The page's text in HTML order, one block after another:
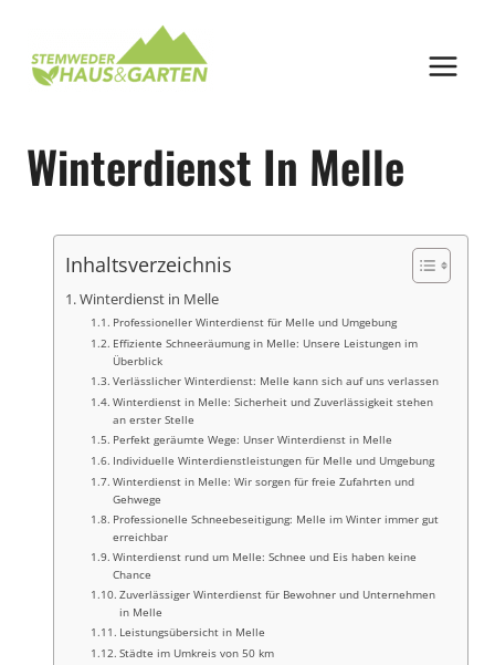
springen
Winterdienst In Melle
Inhaltsverzeichnis
Winterdienst in Melle
Professioneller Winterdienst für Melle und Umgebung
Effiziente Schneeräumung in Melle: Unsere Leistungen im
Überblick
Verlässlicher Winterdienst: Melle kann sich auf uns verlassen
Winterdienst in Melle: Sicherheit und Zuverlässigkeit stehen
an erster Stelle
Perfekt geräumte Wege: Unser Winterdienst in Melle
Individuelle Winterdienstleistungen für Melle und Umgebung
Winterdienst in Melle: Wir sorgen für freie Zufahrten und
Gehwege
Professionelle Schneebeseitigung: Melle im Winter immer gut
erreichbar
Winterdienst rund um Melle: Schnee und Eis haben keine
Chance
Zuverlässiger Winterdienst für Bewohner und Unternehmen
in Melle
Leistungsübersicht in Melle
Städte im Umkreis von 50 km